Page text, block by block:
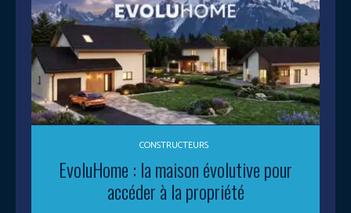
CONSTRUCTEURS
EvoluHome : la maison évolutive pour
accéder à la propriété